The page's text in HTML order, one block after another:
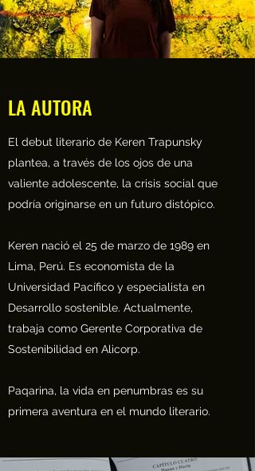
LA AUTORA
El debut literario de Keren Trapunsky
plantea, a través de los ojos de una
valiente adolescente, la crisis social que
podría originarse en un futuro distópico.
Keren nació el 25 de marzo de 1989 en
Lima, Perú. Es economista de la
Universidad Pacífico y especialista en
Desarrollo sostenible. Actualmente,
trabaja como Gerente Corporativa de
Sostenibilidad en Alicorp.
Paqarina, la vida en penumbras es su
primera aventura en el mundo literario.